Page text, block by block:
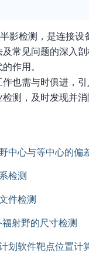
影检测，是连接
常见问题的深入
作用。
也需与时俱进，
测，及时发现并
中心与等中心的偏
检测
件检测
射野的尺寸检测
划软件靶点位置计